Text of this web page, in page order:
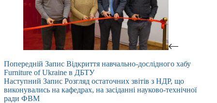
Попередній Запис Відкриття навчально-дослідного хабу
Furniture of Ukraine в ДБТУ
Наступний Запис Розгляд остаточних звітів з НДР, що
виконувались на кафедрах, на засіданні науково-технічної
ради ФВМ